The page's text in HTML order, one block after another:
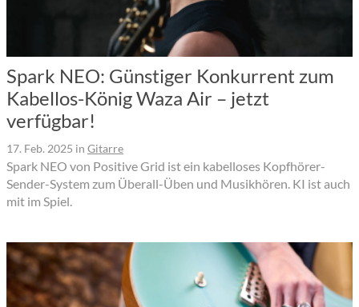
Spark NEO: Günstiger Konkurrent zum
Kabellos-König Waza Air – jetzt
verfügbar!
17. Feb. 2025 in Gitarre
Spark NEO von Positive Grid ist ein kabelloses Kopfhörer-
Sender-System zum Überall-Üben und Musikhören. KI ist auch
mit im Spiel.